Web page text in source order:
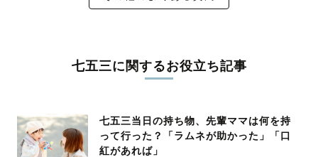
七五三に関するお役立ち記事
七五三当日の持ち物、先輩ママは何を持
って行った？「ラムネが助かった」「口
紅があれば」